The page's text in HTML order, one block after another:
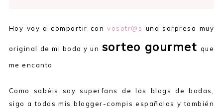
Hoy voy a compartir convosotr@s una sorpresa muy
original de mi boda y un sorteo gourmet que
me encanta
Como sabéis soy superfans de los blogs de bodas,
sigo a todas mis blogger-compis españolas y también